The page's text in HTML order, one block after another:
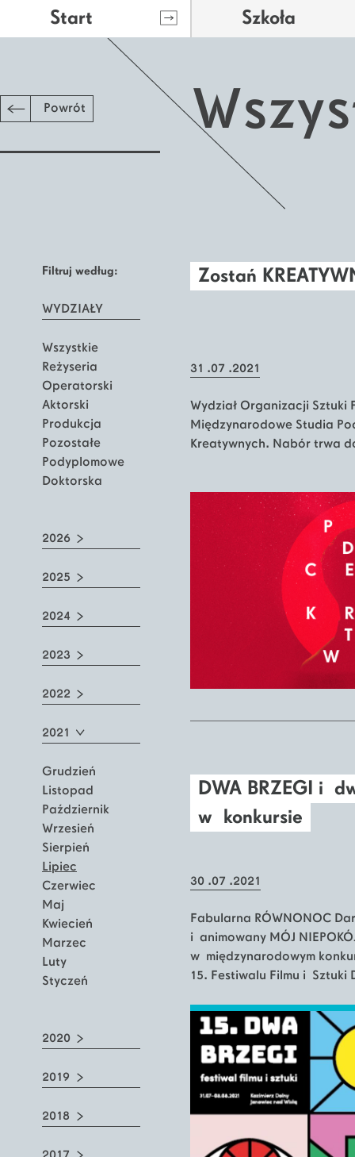
Start Szkoła
Powrót
Filtruj według:
WYDZIAŁY
Wszystkie
Reżyseria
Operatorski
Aktorski
Produkcja
Pozostałe
Podyplomowe
Doktorska
2026
2025
2024
2023
2022
2021
Grudzień
Listopad
Październik
Wrzesień
Sierpień
Lipiec
Czerwiec
Maj
Kwiecień
Marzec
Luty
Styczeń
2020
2019
2018
Zostań
31 .07 .2021
Wydział Organizacji Sztuki
Międzynarodowe Studia
Kreatywnych. Nabór trwa
DWA BRZEGI i
w konkursie
30 .07 .2021
Fabularna RÓWNONOC
i animowany MÓJ
w międzynarodowym
15. Festiwalu Filmu i Sztuki